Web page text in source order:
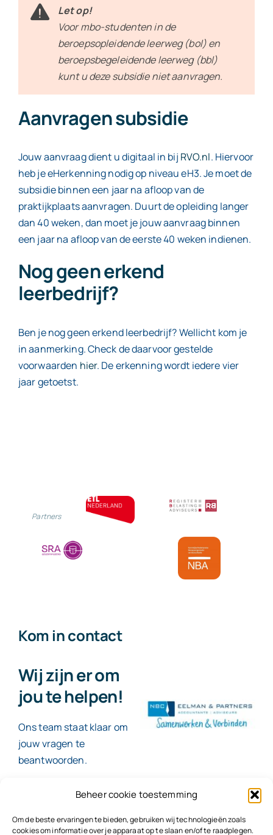
Beheer cookie toestemming
Om de beste ervaringen te bieden, gebruiken wij technologieën zoals
cookies om informatie over je apparaat op te slaan en/of te raadplegen.
Let op!
Voor mbo-studenten in de
beroepsopleidende leerweg (bol) en
beroepsbegeleidende leerweg (bbl)
kunt u deze subsidie niet aanvragen.
Aanvragen subsidie
Jouw aanvraag dient u digitaal in bij RVO.nl. Hiervoor
heb je eHerkenning nodig op niveau eH3. Je moet de
subsidie binnen een jaar na afloop van de
praktijkplaats aanvragen. Duurt de opleiding langer
dan 40 weken, dan moet je jouw aanvraag binnen
een jaar na afloop van de eerste 40 weken indienen.
Nog geen erkend
leerbedrijf?
Ben je nog geen erkend leerbedrijf? Wellicht kom je
in aanmerking. Check de daarvoor gestelde
voorwaarden hier. De erkenning wordt iedere vier
jaar getoetst.
Partners
Kom in contact
Wij zijn er om
jou te helpen!
Ons team staat klaar om
jouw vragen te
beantwoorden.
Contact